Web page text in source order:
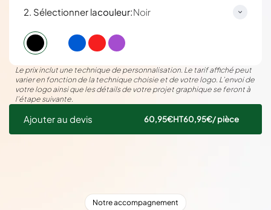
500 pièces
2. Sélectionner lacouleur:Noir
Le prix inclut une technique de personnalisation. Le tarif affiché peut
varier en fonction de la technique choisie et de votre logo. L’envoi de
votre logo ainsi que les détails de votre projet graphique se feront à
l’étape suivante.
Ajouter au devis 60,95€HT60,95€/ pièce
Notre accompagnement